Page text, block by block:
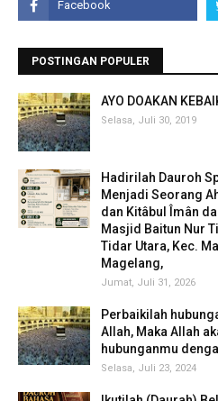
POSTINGAN POPULER
AYO DOAKAN
Selasa, Juli 30, 2019
Hadirilah Dauroh
Menjadi Seorang
dan Kitâbul Îmân
Masjid Baitun Nur
Tidar Utara, Kec.
Magelang,
Jumat, Juli 31, 2026
Perbaikilah
Allah, Maka Allah
hubunganmu
Selasa, Juli 23, 2024